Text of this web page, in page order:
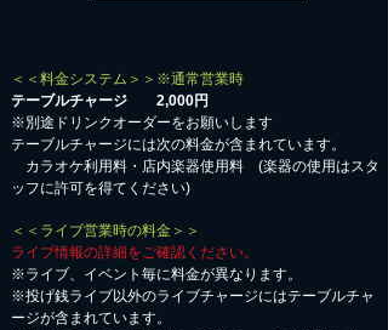
＜＜料金システム＞＞※通常営業時
テーブルチャージ 2,000円
※別途ドリンクオーダーをお願いします
テーブルチャージには次の料金が含まれています。
カラオケ利用料・店内楽器使用料 (楽器の使用はスタ
ッフに許可を得てください)
＜＜ライブ営業時の料金＞＞
ライブ情報の詳細をご確認ください。
※ライブ、イベント毎に料金が異なります。
※投げ銭ライブ以外のライブチャージにはテーブルチャ
ージが含まれています。